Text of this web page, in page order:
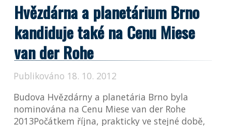
Hvězdárna a planetárium Brno
kandiduje také na Cenu Miese
van der Rohe
Publikováno 18. 10. 2012
Budova Hvězdárny a planetária Brno byla
nominována na Cenu Miese van der Rohe
2013Počátkem října, prakticky ve stejné době,